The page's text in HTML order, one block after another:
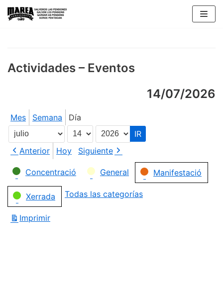
Saltar
Actividades – Eventos
14/07/2026
Mes Semana Día
Mes
Día
Año
Anterior
Hoy
Siguiente
Categorías
Concentració General Manifestació
Xerrada Todas las categorías
Imprimir